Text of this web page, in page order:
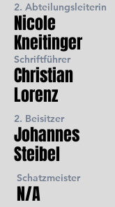
2. Abteilungsleiterin
Nicole
Kneitinger
Schriftführer
Christian
Lorenz
2. Beisitzer
Johannes
Steibel
Schatzmeister
N/A